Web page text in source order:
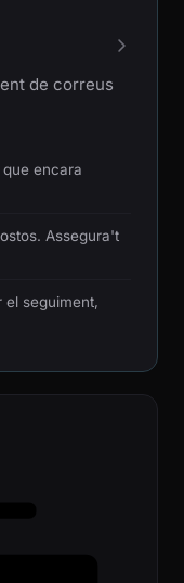
de correus
encara
Assegura't
seguiment,